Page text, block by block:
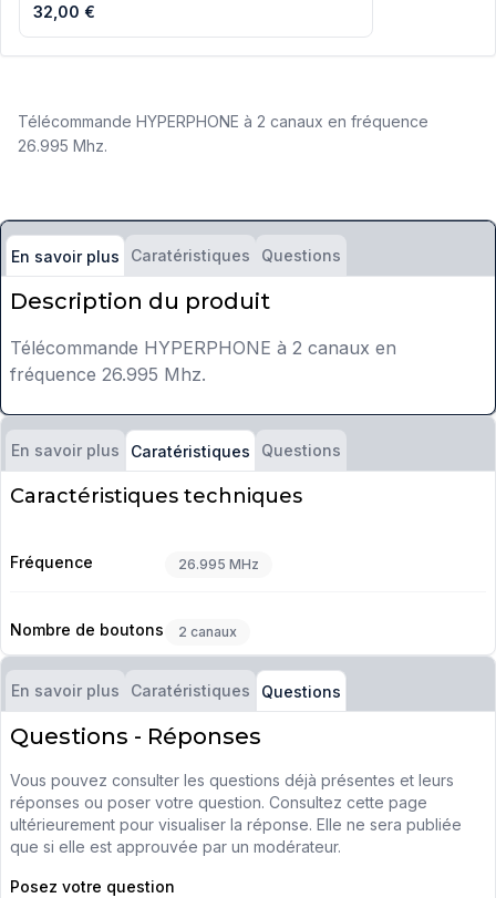
32,00 €
Télécommande HYPERPHONE à 2 canaux en fréquence
26.995 Mhz.
En savoir plus Caratéristiques Questions
Description du produit
Télécommande HYPERPHONE à 2 canaux en
fréquence 26.995 Mhz.
En savoir plus Caratéristiques Questions
Caractéristiques techniques
Fréquence 26.995 MHz
Nombre de boutons 2 canaux
En savoir plus Caratéristiques Questions
Questions - Réponses
Vous pouvez consulter les questions déjà présentes et leurs
réponses ou poser votre question. Consultez cette page
ultérieurement pour visualiser la réponse. Elle ne sera publiée
que si elle est approuvée par un modérateur.
Posez votre question